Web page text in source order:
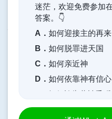
神的国度降临了
神的国度已经降临在人间！
关于我们
迷茫，欢迎免费参加
答案。👇
A． 如何迎接主的再来
B． 如何脱罪进天国
C． 如何亲近神
D． 如何依靠神有信心